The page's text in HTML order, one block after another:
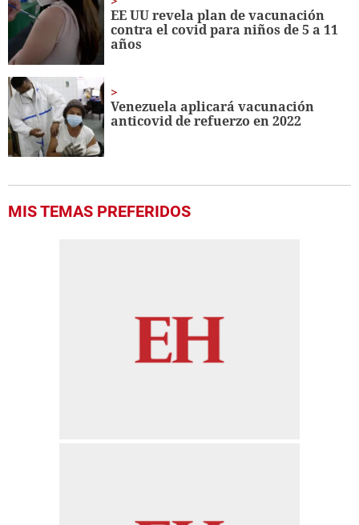
EE UU revela plan de vacunación
contra el covid para niños de 5 a 11
años
Venezuela aplicará vacunación
anticovid de refuerzo en 2022
MIS TEMAS PREFERIDOS